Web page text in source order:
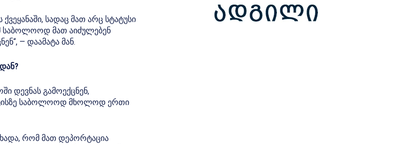
სადაც მათ არც სტატუსი
საბოლოოდ მათ აიძულებენ
— დაამატა მან.
დევნას გამოექცნენ,
საბოლოოდ მხოლოდ ერთი
რომ მათ დეპორტაცია